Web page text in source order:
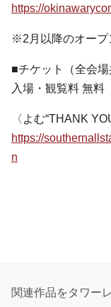
https://
※2月以降のオープ
■チケット（全会場
入場・観覧料 無料
〈よむ“THANK
https://
n
関連作品をタワー